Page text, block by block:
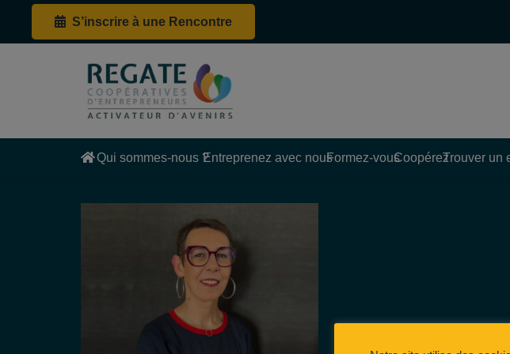
S’inscrire à une Rencontre
Qui sommes-nous ?Entreprenez avec nousFormez-vousCoopérezTrouver un